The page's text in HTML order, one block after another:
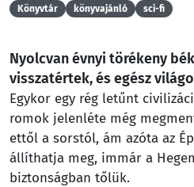
Könyvtár könyvajánló sci-fi
Nyolcvan évnyi törékeny
visszatértek, és egész
Egykor egy rég letűnt
romok jelenléte még
ettől a sorstól, ám azóta az
állíthatja meg, immár a
biztonságban tőlük.